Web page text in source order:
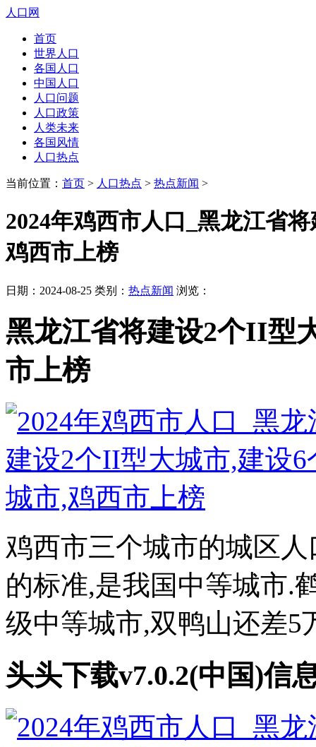
人口网
首页
世界人口
各国人口
中国人口
人口问题
人口政策
人类未来
各国风情
人口热点
当前位置： 首页 > 人口热点 > 热点新闻 >
2024年鸡西市人口_黑龙江省
鸡西市上榜
日期：2024-08-25 类别： 热点新闻 浏览：
黑龙江省将建设2个II型
市上榜
鸡西市三个城市的城区
的标准,是我国中等城市.
级中等城市,双鸭山还差5
头头下载v7.0.2(中国)信